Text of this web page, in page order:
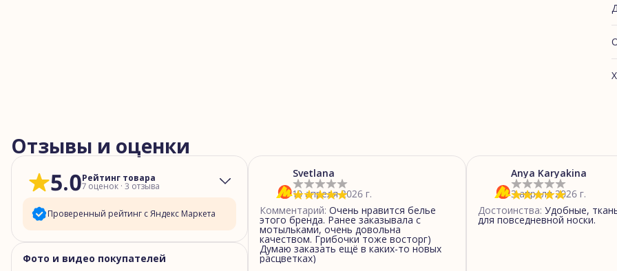
Отзывы и оценки
5.0Рейтинг товара
7 оценок · 3 отзыва
Проверенный рейтинг с Яндекс Маркета
5 звёзд
7
4 звезды
Фото и видео покупателей
Svetlana
10 апреля 2026 г.
Комментарий: Очень нравится белье
этого бренда. Ранее заказывала с
мотыльками, очень довольна
качеством. Грибочки тоже восторг)
Думаю заказать ещё в каких-то новых
расцветках)
Anya Karyakina
3 апреля 2026 г.
Достоинства: Удобные,
для повседневной носки.